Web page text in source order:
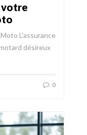
votre
L'assurance
désireux
0